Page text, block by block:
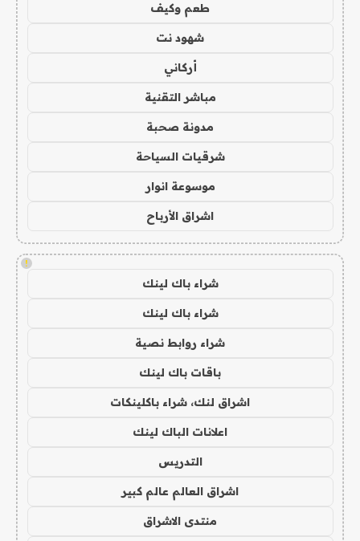
طعم وكيف
شهود نت
أركاني
مباشر التقنية
مدونة صحبة
شرقيات السياحة
موسوعة انوار
اشراق الأرباح
!
شراء باك لينك
شراء باك لينك
شراء روابط نصية
باقات باك لينك
اشراق لنك، شراء باكلينكات
اعلانات الباك لينك
التدريس
اشراق العالم عالم كبير
منتدى الاشراق